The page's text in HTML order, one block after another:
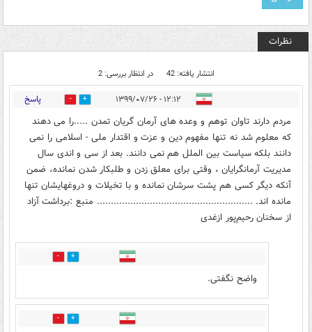
نظرات
انتشار یافته: 42 در انتظار بررسی: 2
۱۲:۱۲ - ۱۳۹۹/۰۷/۲۶ 21 پاسخ
مردم دارند تاوان توهم و وعده های آرمان گریان تمدن .....را می دهند
که معلوم شد نه تنها مفهوم دین و عزت و اقتدار ملی - اسلامی را نمی
دانند بلکه سیاست بین الملل هم نمی دانند. بعد از سی و اندی سال
مدیریت آرمانگرایان ، وقتی برای معلق زدن و طلبکار شدن نمانده، ضمن
آنکه دیگر کسی هم پشت سرشان نمانده و با تخیلات و دروغهایشان تنها
مانده اند. ........................................................ منبع :برداشت آزاد
از سخنان رحیم‌پور ازغدی
19
واضح نگفتی.
4